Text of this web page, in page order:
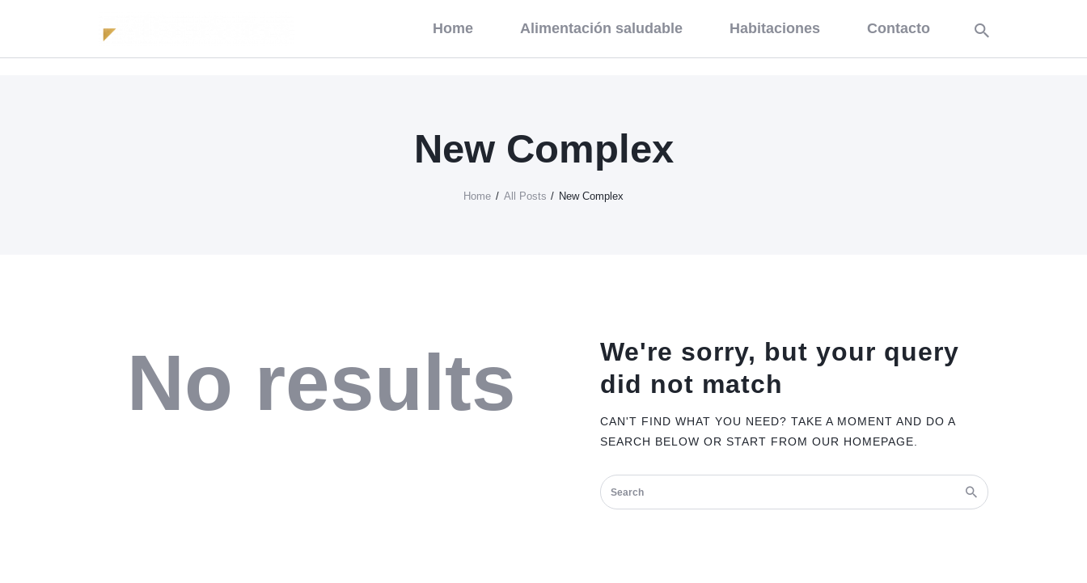
Home Alimentación saludable Habitaciones Contacto
New Complex
Home All Posts New Complex
Alimentación Saludable
Habitaciones
No results
We're sorry, but your query
did not match
CAN'T FIND WHAT YOU NEED? TAKE A MOMENT AND DO A
SEARCH BELOW OR START FROM OUR HOMEPAGE